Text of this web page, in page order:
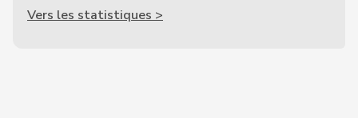
Vers les statistiques >